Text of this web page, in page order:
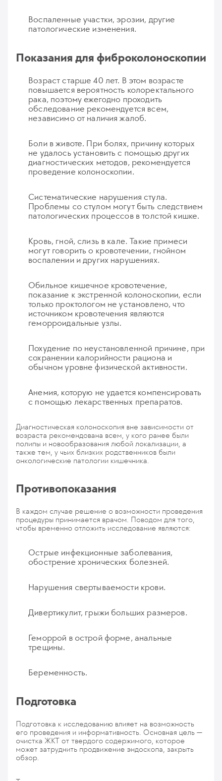
Воспаленные участки, эрозии, другие
патологические изменения.
Показания для фиброколоноскопии
Возраст старше 40 лет. В этом возрасте
повышается вероятность колоректального
рака, поэтому ежегодно проходить
обследование рекомендуется всем,
независимо от наличия жалоб.
Боли в животе. При болях, причину которых
не удалось установить с помощью других
диагностических методов, рекомендуется
проведение колоноскопии.
Систематические нарушения стула.
Проблемы со стулом могут быть следствием
патологических процессов в толстой кишке.
Кровь, гной, слизь в кале. Такие примеси
могут говорить о кровотечении, гнойном
воспалении и других нарушениях.
Обильное кишечное кровотечение,
показание к экстренной колоноскопии, если
только проктологом не установлено, что
источником кровотечения являются
геморроидальные узлы.
Похудение по неустановленной причине, при
сохранении калорийности рациона и
обычном уровне физической активности.
Анемия, которую не удается компенсировать
с помощью лекарственных препаратов.
Диагностическая колоноскопия вне зависимости от
возраста рекомендована всем, у кого ранее были
полипы и новообразования любой локализации, а
также тем, у чьих близких родственников были
онкологические патологии кишечника.
Противопоказания
В каждом случае решение о возможности проведения
процедуры принимается врачом. Поводом для того,
чтобы временно отложить исследование являются:
Острые инфекционные заболевания,
обострение хронических болезней.
Нарушения свертываемости крови.
Дивертикулит, грыжи больших размеров.
Геморрой в острой форме, анальные
трещины.
Беременность.
Подготовка
Подготовка к исследованию влияет на возможность
его проведения и информативность. Основная цель —
очистка ЖКТ от твердого содержимого, которое
может затруднить продвижение эндоскопа, закрыть
обзор.